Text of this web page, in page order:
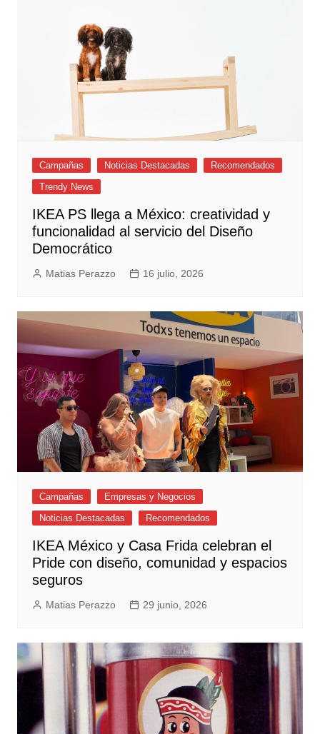
Campañas Noticias Destacadas
Recomendados
Trendy News
IKEA PS llega a México: creatividad y
funcionalidad al servicio del Diseño
Democrático
Matias Perazzo 16 julio, 2026
Campañas
Empresas y Negocios
Noticias Destacadas
Recomendados
IKEA México y Casa Frida celebran el
Pride con diseño, comunidad y espacios
seguros
Matias Perazzo 29 junio, 2026